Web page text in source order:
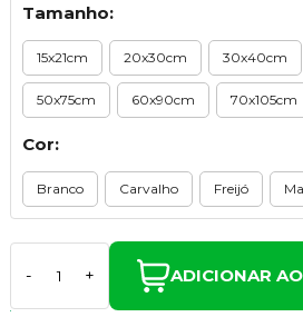
Tamanho:
15x21cm 20x30cm 30x40cm
50x75cm 60x90cm 70x105cm
Cor:
Branco Carvalho Freijó
- + ADICIONAR